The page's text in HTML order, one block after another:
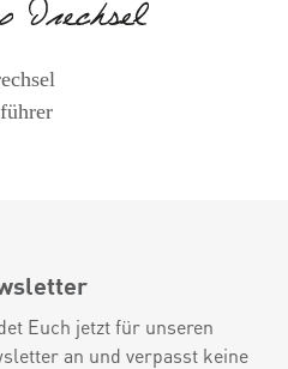
Euch jetzt für unseren
an und verpasst keine